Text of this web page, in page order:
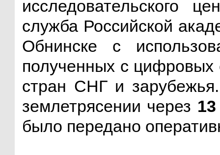
исследовательского
служба Российской
Обнинске с
полученных с цифровых
стран СНГ и
землетрясении через
было передано